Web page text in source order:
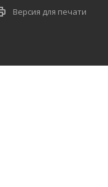
Версия для печати